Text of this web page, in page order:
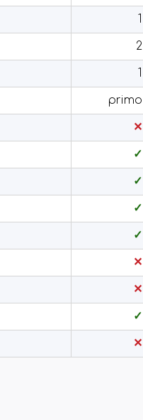
1
2
1
primo
✕
✓
✓
✓
✓
✕
✕
✓
✕